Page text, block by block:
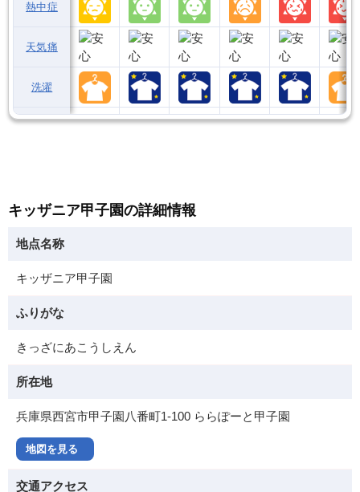
熱中症
天気痛
洗濯
キッザニア甲子園の詳細情報
地点名称
キッザニア甲子園
ふりがな
きっざにあこうしえん
所在地
兵庫県西宮市甲子園八番町1-100 ららぽーと甲子園
地図を見る
交通アクセス